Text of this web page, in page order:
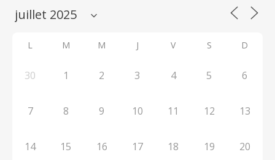
L M M J V S D
30 1 2 3 4 5 6
7 8 9 10 11 12 13
14 15 16 17 18 19 20